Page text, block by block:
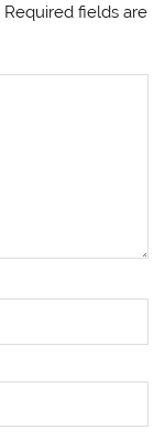
Required fields are